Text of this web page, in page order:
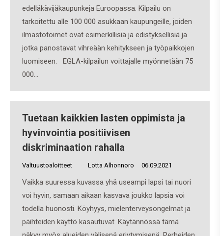
edelläkävijäkaupunkeja Euroopassa. Kilpailu on
tarkoitettu alle 100 000 asukkaan kaupungeille, joiden
ilmastotoimet ovat esimerkillisiä ja edistyksellisiä ja
jotka panostavat vihreään kehitykseen ja työpaikkojen
luomiseen. EGLA-kilpailun voittajalle myönnetään 75
000…
Tuetaan kaikkien lasten oppimista ja
hyvinvointia positiivisen
diskriminaation rahalla
Valtuustoaloitteet Lotta Alhonnoro 06.09.2021
Vaikka suuressa kuvassa yhä useampi lapsi tai nuori
voi hyvin, samaan aikaan kasvava joukko lapsia voi
todella huonosti. Köyhyys, mielenterveysongelmat ja
päihteiden käyttö kasautuvat. Käytännössä tämä